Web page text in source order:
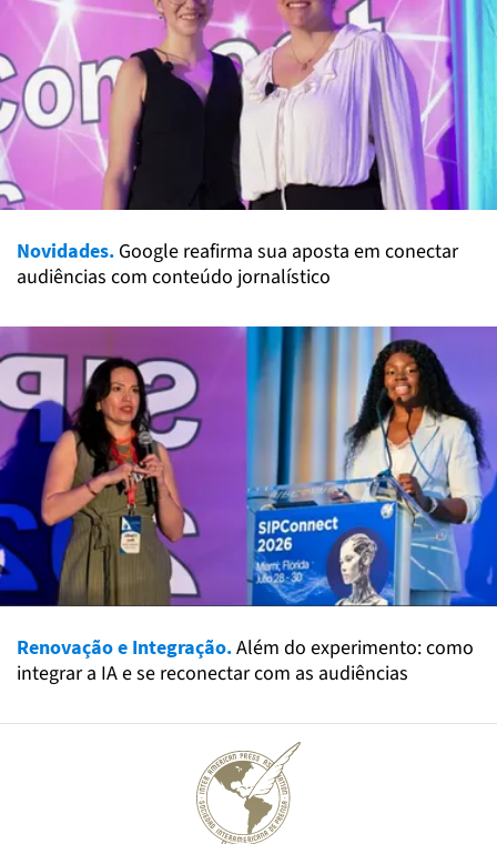
Novidades. Google reafirma sua aposta em conectar
audiências com conteúdo jornalístico
Renovação e Integração.Além do experimento: como
integrar a IA e se reconectar com as audiências